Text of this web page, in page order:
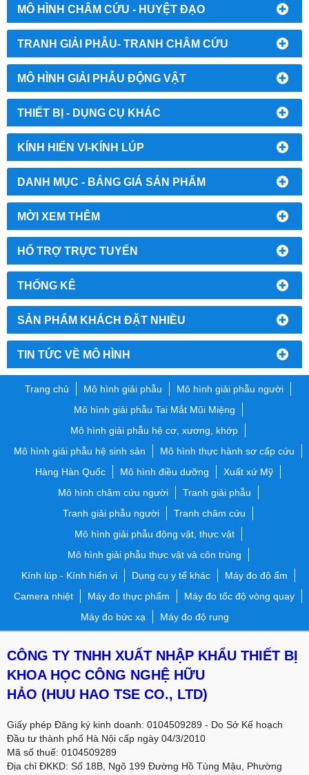
MÔ HÌNH CHÂM CỨU - HUYỆT ĐẠO
TRANH GIẢI PHẪU- TRANH CHÂM CỨU
MÔ HÌNH GIẢI PHẪU ĐỘNG VẬT
THIẾT BỊ - DỤNG CỤ KHÁC
KÍNH HIỂN VI-KÍNH LÚP
DANH MỤC - BẢNG GIÁ SẢN PHẨM
MỜI XEM THÊM
HỔ TRỢ TRỰC TUYẾN
THỐNG KÊ
SẢN PHẨM KHÁCH ĐẶT NHIỀU
TIN TỨC VỀ MÔ HÌNH
Trang chủ Mô hình giải phẫu
Mô hình giải phẫu người
Mô hình giải phẫu Tai Mắt Mũi Miệng
Mô hình giải phẫu hệ cơ, xương, khớp
Mô hình giải phẫu hệ sinh sản
Mô hình thực hành sơ cấp cứu
Hàng Hàn Quốc
Mô hình điều dưỡng
Xuất xứ Mỹ
Mô hình châm cứu người
Tranh giải phẫu
Tranh giải phẫu người
Tranh châm cứu
Mô hình giải phẫu động vật, thực vật
Mô hình giải phẫu thực vật và côn trùng
Kính lúp - Kính hiển vi
Dụng cụ y tế khác
Máy đo độ ẩm
Camera nhiệt
Máy đo thực phẩm
Máy đo tốc độ vòng quay
Máy đo bức xạ
Máy đo độ rung
CÔNG TY TNHH XUẤT NHẬP KHẨU THIẾT BỊ
KHOA HỌC CÔNG NGHỆ HỮU
HẢO (HUU HAO TSE CO., LTD)
Giấy phép Đăng ký kinh doanh: 0104509289 - Do Sở Kế hoạch
Đầu tư thành phố Hà Nội cấp ngày 04/3/2010
Mã số thuế: 0104509289
Địa chỉ ĐKKD: Số 18B, Ngõ 199 Đường Hồ Tùng Mậu, Phường